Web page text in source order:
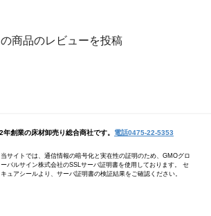
の商品のレビューを投稿
創業の床材卸売り総合商社です。 電話0475-22-5353
当サイトでは、通信情報の暗号化と実在性の証明のため、GMOグロ
ーバルサイン株式会社のSSLサーバ証明書を使用しております。 セ
キュアシールより、サーバ証明書の検証結果をご確認ください。